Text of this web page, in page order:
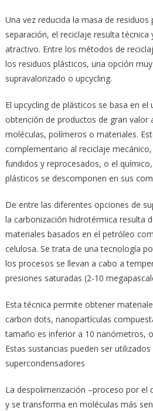
Una vez reducida la masa de residuos
separación, el reciclaje resulta
atractivo. Entre los métodos de
los residuos plásticos, una opción
supravalorizado o upcycling.
El upcycling de plásticos se basa en
obtención de productos de gran valor
moléculas, polímeros o materiales.
complementario al reciclaje
fundidos y reprocesados, o el
plásticos se descomponen en sus
De entre las diferentes opciones de
la carbonización hidrotérmica resulta
materiales basados en el petróleo
celulosa. Se trata de una tecnología
los procesos se llevan a cabo a
presiones saturadas (2-10
Esta técnica permite obtener
carbon dots, nanopartículas
tamaño es inferior a 10 nanómetros,
Estas sustancias pueden ser
supercondensadores
La despolimerización –proceso por el
y se transforma en moléculas más